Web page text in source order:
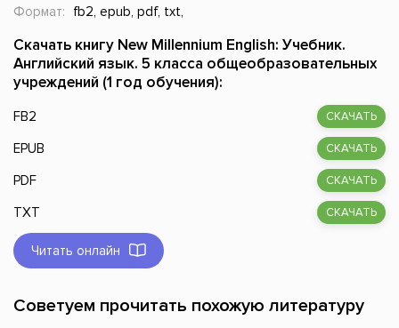
Формат:
fb2, epub, pdf, txt,
Скачать книгу New Millennium English: Учебник.
Английский язык. 5 класса общеобразовательных
учреждений (1 год обучения):
FB2 СКАЧАТЬ
EPUB СКАЧАТЬ
PDF СКАЧАТЬ
TXT СКАЧАТЬ
Читать онлайн
Советуем прочитать похожую литературу